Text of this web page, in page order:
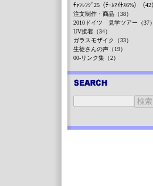
ﾁｬﾝﾚﾝｼﾞ25（ﾁｰﾑﾏｲﾅｽ6%）（42
注文制作・商品（38）
2010ドイツ 見学ツアー（37）
UV接着（34）
ガラスモザイク（33）
生徒さんの声（19）
00-リンク集（2）